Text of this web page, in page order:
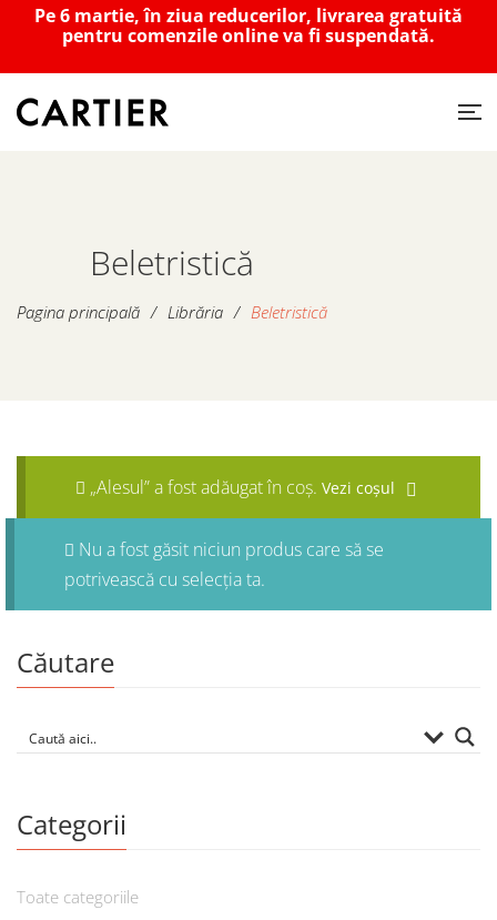
Pe 6 martie, în ziua reducerilor, livrarea gratuită
pentru comenzile online va fi suspendată.
Beletristică
Pagina principală / Librăria / Beletristică
„Alesul” a fost adăugat în coș. Vezi coșul
Nu a fost găsit niciun produs care să se
potrivească cu selecția ta.
Căutare
Categorii
Toate categoriile